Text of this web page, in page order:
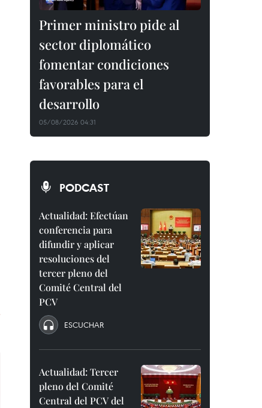
Primer ministro pide al
sector diplomático
fomentar condiciones
favorables para el
desarrollo
05/08/2026 04:31
PODCAST
Actualidad: Efectúan
conferencia para
difundir y aplicar
resoluciones del
tercer pleno del
Comité Central del
PCV
ESCUCHAR
Actualidad: Tercer
pleno del Comité
Central del PCV del